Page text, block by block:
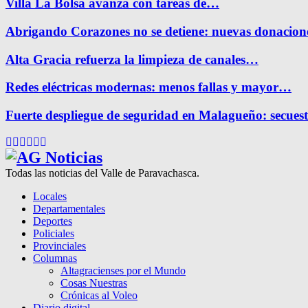
Villa La Bolsa avanza con tareas de…
Abrigando Corazones no se detiene: nuevas
Alta Gracia refuerza la limpieza de canales…
Redes eléctricas modernas: menos fallas y mayor…
Fuerte despliegue de seguridad en Malagueño:
Facebook
Twitter
Instagram
Pinterest
Google
Todas las noticias del Valle de Paravachasca.
Locales
Departamentales
Deportes
Policiales
Provinciales
Columnas
Altagracienses por el Mundo
Cosas Nuestras
Crónicas al Voleo